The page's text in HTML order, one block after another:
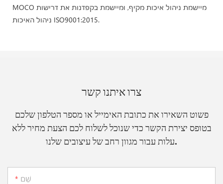
MOCO מיישמת ניהול איכות מקיף, ומיישמת בקפדנות את דרישות
ניהול האיכות ISO9001:2015.
צרו איתנו קשר
פשוט השאירו את כתובת האימייל או מספר הטלפון שלכם
בטופס יצירת הקשר כדי שנוכל לשלוח לכם הצעת מחיר ללא
עלות עבור מגוון רחב של עיצובים שלנו.
שֵׁם